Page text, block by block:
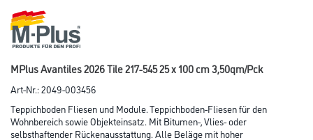
MPlus Avantiles 2026 Tile 217-545 25 x 100 cm 3,50qm/Pck
Art-Nr.:2049-003456
Teppichboden Fliesen und Module. Teppichboden-Fliesen für den
Wohnbereich sowie Objekteinsatz. Mit Bitumen-, Vlies- oder
selbsthaftender Rückenausstattung. Alle Beläge mit hoher